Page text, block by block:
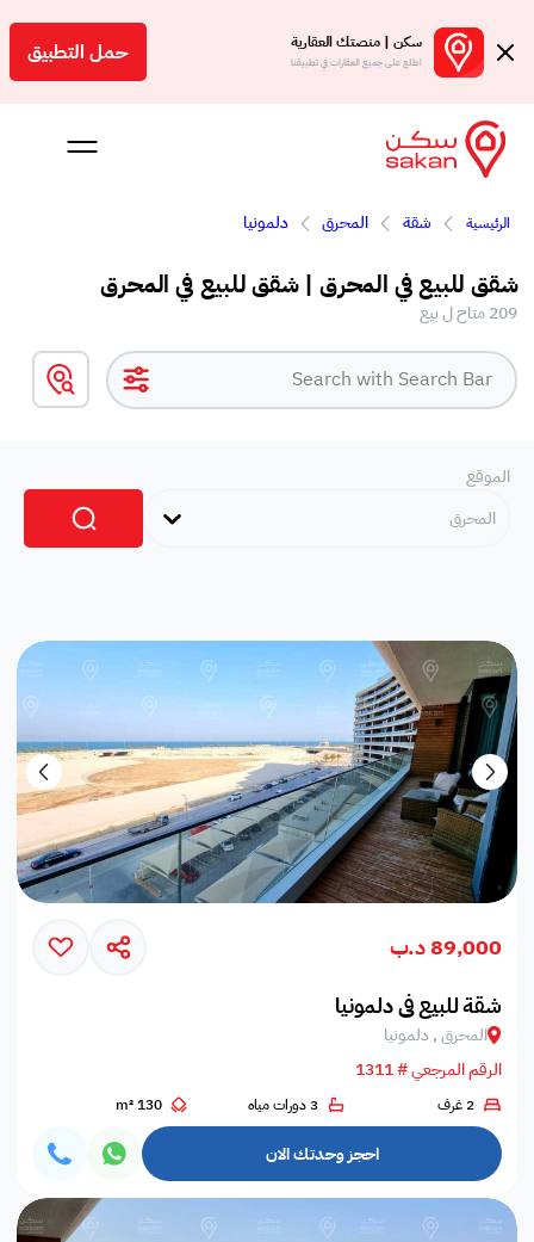
سكن | منصتك العقارية
اطلع على جميع العقارات في تطبيقنا حمل التطبيق
الرئيسية شقة المحرق دلمونيا
شقق للبيع في المحرق | شقق للبيع في المحرق
209 متاح ل بيع
الموقع
المحرق
89,000 د.ب
شقة للبيع في دلمونيا
المحرق , دلمونيا
الرقم المرجعي # 1311
2 غرف 3 دورات مياه 130 m²
احجز وحدتك الان